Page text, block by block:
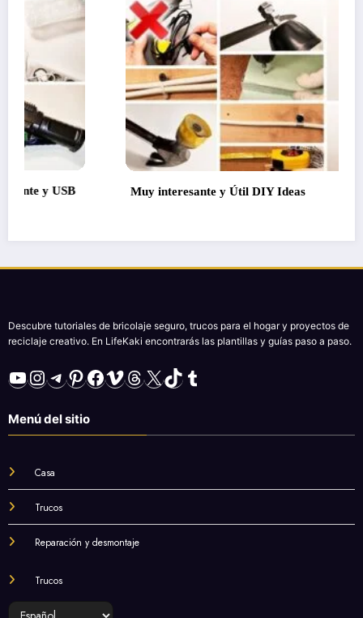
Ideas
Descubre tutoriales de bricolaje seguro, trucos para el hogar y proyectos de
reciclaje creativo. En LifeKaki encontrarás las plantillas y guías paso a paso.
Trucos